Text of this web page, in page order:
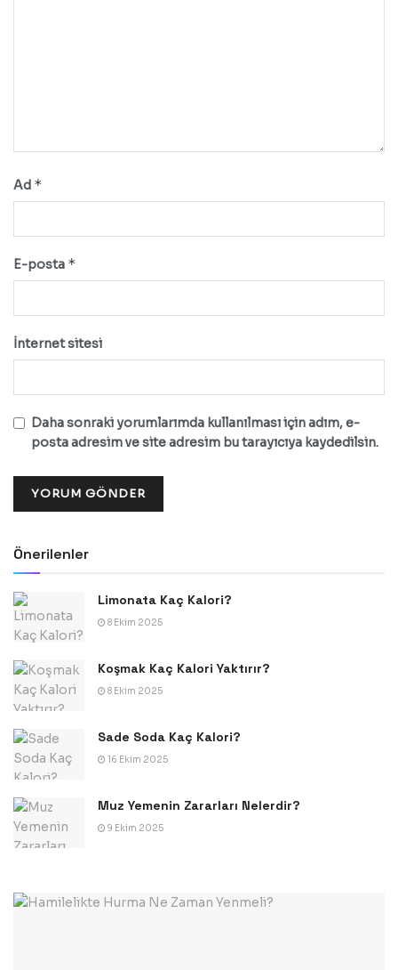
Ad *
E-posta *
İnternet sitesi
Daha sonraki yorumlarımda kullanılması için adım, e-
posta adresim ve site adresim bu tarayıcıya kaydedilsin.
Önerilenler
Limonata Kaç Kalori?
8 Ekim 2025
Koşmak Kaç Kalori Yaktırır?
8 Ekim 2025
Sade Soda Kaç Kalori?
16 Ekim 2025
Muz Yemenin Zararları Nelerdir?
9 Ekim 2025